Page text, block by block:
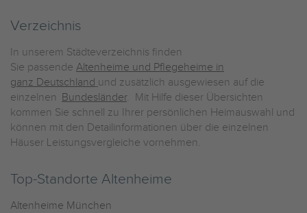
Verzeichnis
In unserem Städteverzeichnis finden
Sie passende Altenheime und Pflegeheime in
ganz Deutschland und zusätzlich ausgewiesen auf die
einzelnen Bundesländer. Mit Hilfe dieser Übersichten
kommen Sie schnell zu Ihrer persönlichen Heimauswahl und
können mit den Detailinformationen über die einzelnen
Häuser Leistungsvergleiche vornehmen.
Top-Standorte Altenheime
Altenheime München